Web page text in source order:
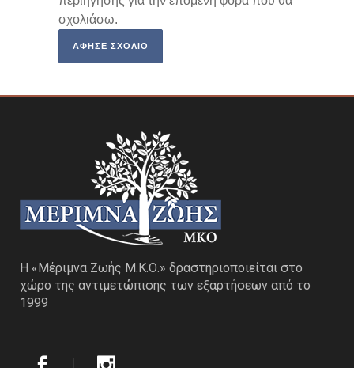
σχολιάσω.
Η «Μέριμνα Ζωής Μ.Κ.Ο.» δραστηριοποιείται στο
χώρο της αντιμετώπισης των εξαρτήσεων από το
1999